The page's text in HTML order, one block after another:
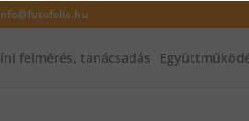
felmérés, tanácsadás